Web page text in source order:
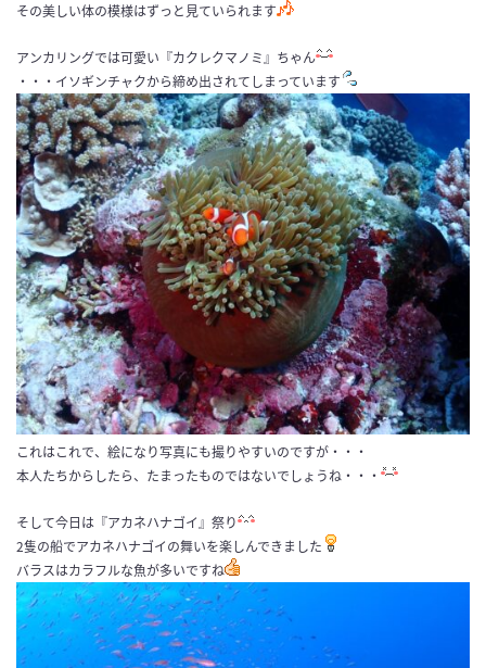
その美しい体の模様はずっと見ていられます
アンカリングでは可愛い『カクレクマノミ』ちゃん
・・・イソギンチャクから締め出されてしまっています
これはこれで、絵になり写真にも撮りやすいのですが・・・
本人たちからしたら、たまったものではないでしょうね・・・
そして今日は『アカネハナゴイ』祭り
2隻の船でアカネハナゴイの舞いを楽しんできました
バラスはカラフルな魚が多いですね